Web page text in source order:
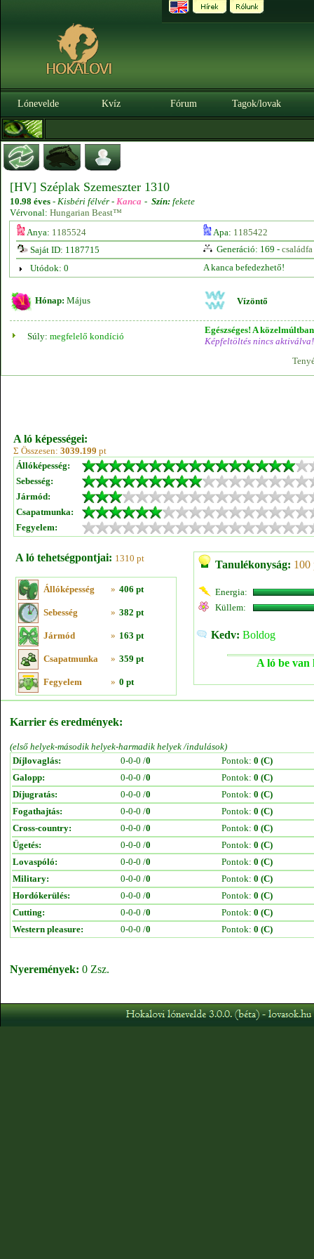
Lónevelde Kvíz Fórum Tagok/lovak
[HV] Széplak Szemeszter 1310
10.98 éves - Kisbéri félvér - Kanca - Szín: fekete
Vérvonal: Hungarian Beast™
Anya: 1185524 Apa: 1185422
Saját ID: 1187715
Generáció: 169 - családfa
Utódok: 0
A kanca befedezhető!
Hónap: Május Vízöntő
Súly: megfelelő kondíció
Egészséges! A
Képfeltöltés nincs aktiválva!
A ló képességei:
Σ Összesen: 3039.199 pt
Állóképesség:
Sebesség:
Jármód:
Csapatmunka:
Fegyelem:
A ló tehetségpontjai: 1310 pt
Állóképesség » 406 pt
Sebesség » 382 pt
Jármód » 163 pt
Csapatmunka » 359 pt
Fegyelem » 0 pt
Tanulékonyság: 100
Energia:
Küllem:
Kedv: Boldog
A ló be van
Karrier és eredmények:
(első helyek-második helyek-harmadik helyek /indulások)
Díjlovaglás:
0-0-0 /0 Pontok: 0 (C)
Galopp:
0-0-0 /0 Pontok: 0 (C)
Díjugratás:
0-0-0 /0 Pontok: 0 (C)
Fogathajtás:
0-0-0 /0 Pontok: 0 (C)
Cross-country:
0-0-0 /0 Pontok: 0 (C)
Ügetés:
0-0-0 /0 Pontok: 0 (C)
Lovaspóló:
0-0-0 /0 Pontok: 0 (C)
Military:
0-0-0 /0 Pontok: 0 (C)
Hordókerülés:
0-0-0 /0 Pontok: 0 (C)
Cutting:
0-0-0 /0 Pontok: 0 (C)
Western pleasure:
0-0-0 /0 Pontok: 0 (C)
Nyeremények: 0 Zsz.